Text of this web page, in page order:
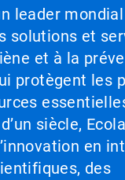
leader
solutions et
et à la
protègent les
siècle,
en
des